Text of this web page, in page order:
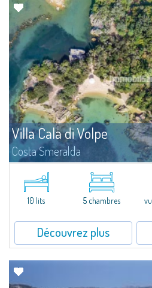
Villa Cala di Volpe
Costa Smeralda
Magnifique villa sur la mer à Cala di Volpe,
suggestifs de la Costa Smeralda. Nichée
6.000 m² environ, avec la plage à deux
10 lits 5 chambres
Découvrez plus